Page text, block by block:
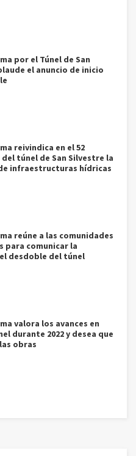
por el Túnel de San
el anuncio de inicio
reivindica en el 52
túnel de San Silvestre la
infraestructuras hídricas
reúne a las comunidades
para comunicar la
desdoble del túnel
valora los avances en
durante 2022 y desea que
obras